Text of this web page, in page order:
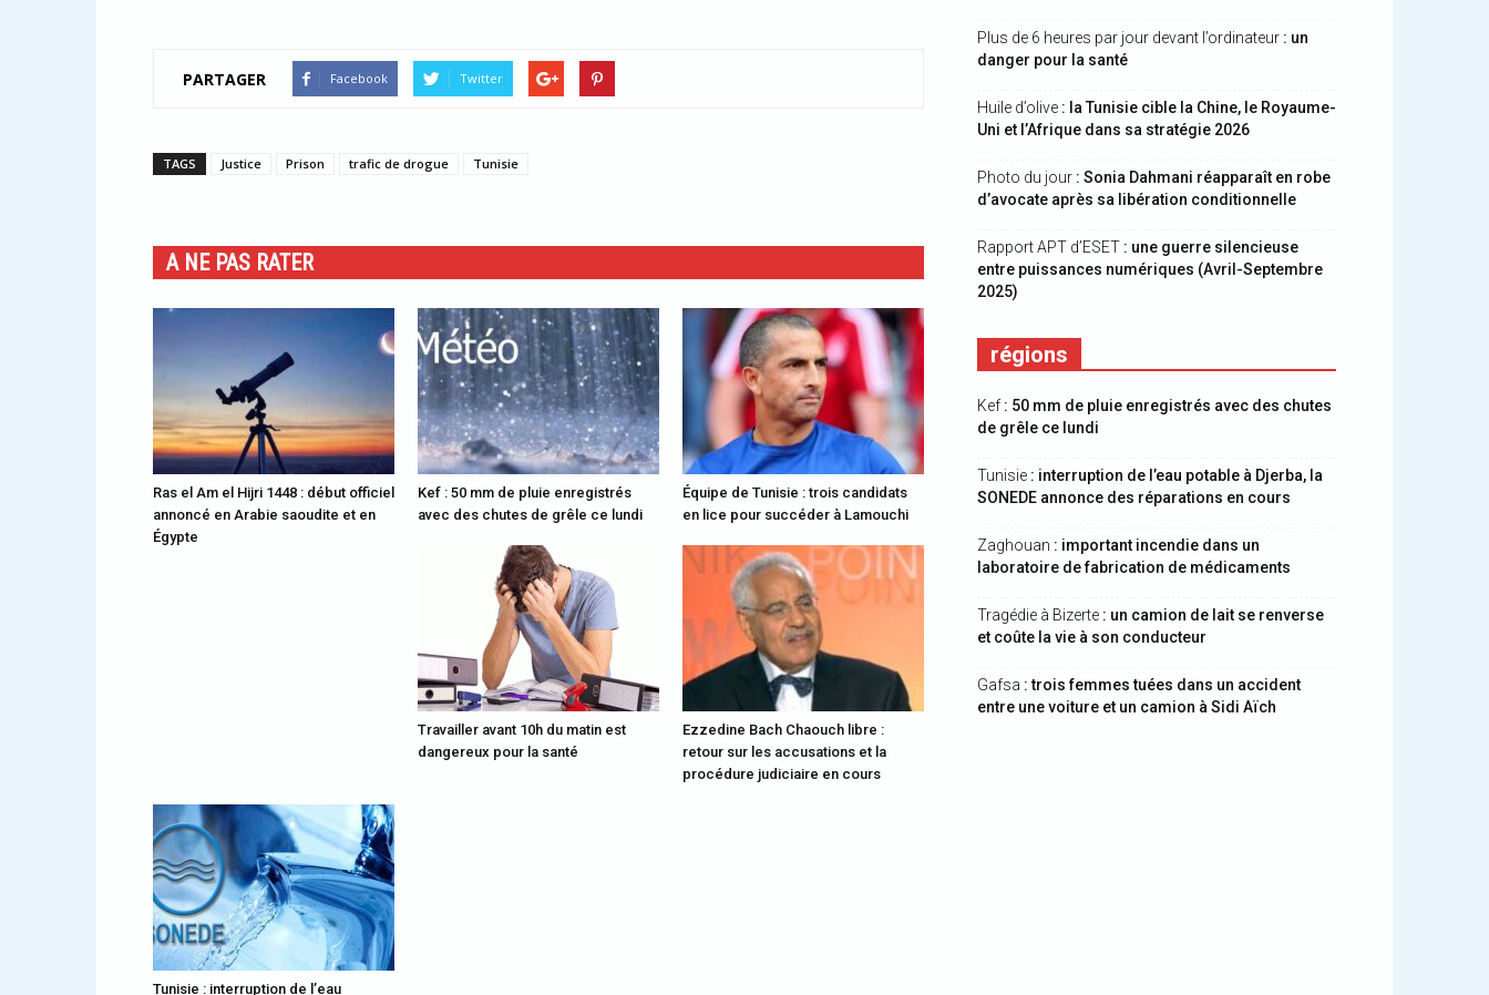
PARTAGER Facebook Twitter
TAGS Justice Prison trafic de drogue Tunisie
A NE PAS RATER
Ras el Am el Hijri 1448 : début officiel
annoncé en Arabie saoudite et en
Égypte
Kef : 50 mm de pluie enregistrés
avec des chutes de grêle ce lundi
Équipe de Tunisie : trois candidats
en lice pour succéder à Lamouchi
Travailler avant 10h du matin est
dangereux pour la santé
Ezzedine Bach Chaouch libre :
retour sur les accusations et la
procédure judiciaire en cours
Tunisie : interruption de l’eau
Plus de 6 heures par jour devant l’ordinateur : un
danger pour la santé
Huile d’olive : la Tunisie cible la Chine, le Royaume-
Uni et l’Afrique dans sa stratégie 2026
Photo du jour : Sonia Dahmani réapparaît en robe
d’avocate après sa libération conditionnelle
Rapport APT d’ESET : une guerre silencieuse
entre puissances numériques (Avril-Septembre
2025)
régions
Kef : 50 mm de pluie enregistrés avec des chutes
de grêle ce lundi
Tunisie : interruption de l’eau potable à Djerba, la
SONEDE annonce des réparations en cours
Zaghouan : important incendie dans un
laboratoire de fabrication de médicaments
Tragédie à Bizerte : un camion de lait se renverse
et coûte la vie à son conducteur
Gafsa : trois femmes tuées dans un accident
entre une voiture et un camion à Sidi Aïch